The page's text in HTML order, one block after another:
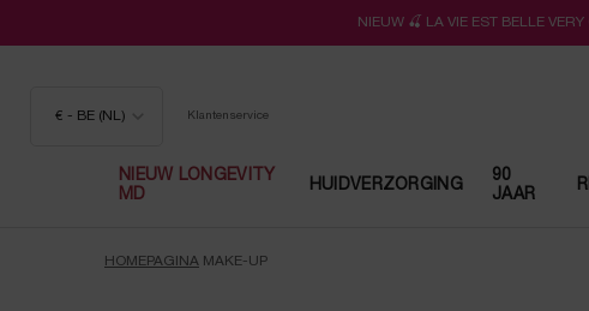
NIEUW 🍒 LA VIE EST BELLE
€ - BE (NL) Klantenservice
NIEUW LONGEVITY
MD
HUIDVERZORGING
90
JAAR
HOMEPAGINA MAKE-UP